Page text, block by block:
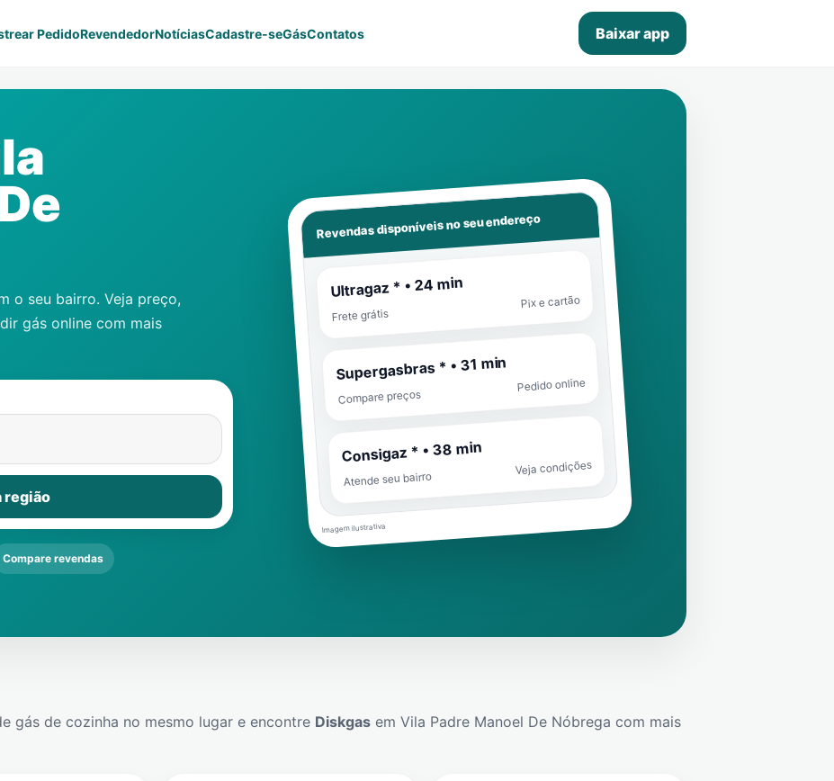
PedidoRevendedorNotíciasCadastre-seGásContatos Baixar app
o seu bairro. Veja preço,
gás online com mais
região
Compare revendas
Revendas disponíveis no seu endereço
Ultragaz * • 24 min
Frete grátis
Pix e cartão
Supergasbras * • 31 min
Compare preços
Pedido online
Consigaz * • 38 min
Atende seu bairro
Veja condições
Imagem ilustrativa
gás de cozinha no mesmo lugar e encontre Diskgas em Vila Padre Manoel De Nóbrega com mais